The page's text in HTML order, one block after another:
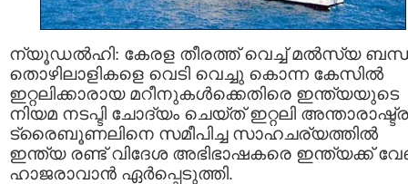
ന്യൂഡൽഹി: കേരള തീരത്ത് വെച്ച് മൽസ്യ
തൊഴിലാളികളെ വെടി വെച്ചു കൊന്ന കേസിൽ
ഇറ്റലിക്കാരായ മറീനുകൾക്കെതിരെ ഇന്ത്യയുടെ
നിയമ നടപ്ടി ചോദ്യം ചെയ്ത് ഇറ്റലി അന്താരാഷ്ട്ര
ട്രൈബൂണലിനെ സമീപിച്ച സാഹചര്യത്തിൽ
ഇന്ത്യ രണ്ട് വിദേശ അഭിഭാഷകരെ ഇന്ത്യക്ക്
ഹാജരാവാൻ ഏർപ്പെടുത്തി.